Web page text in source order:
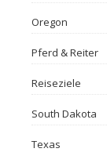
Oregon
Pferd & Reiter
Reiseziele
South Dakota
Texas